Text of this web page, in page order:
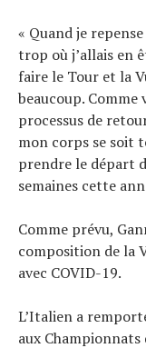
« Quand je
trop où j’allais en
faire le Tour et la
beaucoup. Comme
processus de
mon corps se soit
prendre le départ
semaines cette
Comme prévu,
composition de la
avec COVID-19.
L’Italien a
aux Championnats